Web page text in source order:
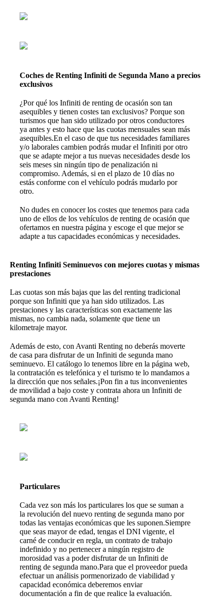
Coches de Renting Infiniti de Segunda Mano a precios
exclusivos
¿Por qué los Infiniti de renting de ocasión son tan
asequibles y tienen costes tan exclusivos? Porque son
turismos que han sido utilizado por otros conductores
ya antes y esto hace que las cuotas mensuales sean más
asequibles.En el caso de que tus necesidades familiares
y/o laborales cambien podrás mudar el Infiniti por otro
que se adapte mejor a tus nuevas necesidades desde los
seis meses sin ningún tipo de penalización ni
compromiso. Además, si en el plazo de 10 días no
estás conforme con el vehículo podrás mudarlo por
otro.
No dudes en conocer los costes que tenemos para cada
uno de ellos de los vehículos de renting de ocasión que
ofertamos en nuestra página y escoge el que mejor se
adapte a tus capacidades económicas y necesidades.
Renting Infiniti Seminuevos con mejores cuotas y mismas
prestaciones
Las cuotas son más bajas que las del renting tradicional
porque son Infiniti que ya han sido utilizados. Las
prestaciones y las características son exactamente las
mismas, no cambia nada, solamente que tiene un
kilometraje mayor.
Además de esto, con Avanti Renting no deberás moverte
de casa para disfrutar de un Infiniti de segunda mano
seminuevo. El catálogo lo tenemos libre en la página web,
la contratación es telefónica y el turismo te lo mandamos a
la dirección que nos señales.¡Pon fin a tus inconvenientes
de movilidad a bajo coste y contrata ahora un Infiniti de
segunda mano con Avanti Renting!
Particulares
Cada vez son más los particulares los que se suman a
la revolución del nuevo renting de segunda mano por
todas las ventajas económicas que les suponen.Siempre
que seas mayor de edad, tengas el DNI vigente, el
carné de conducir en regla, un contrato de trabajo
indefinido y no pertenecer a ningún registro de
morosidad vas a poder disfrutar de un Infiniti de
renting de segunda mano.Para que el proveedor pueda
efectuar un análisis pormenorizado de viabilidad y
capacidad económica deberemos enviar
documentación a fin de que realice la evaluación.